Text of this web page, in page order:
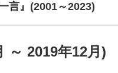
言』(2001～2023)
～ 2019年12月)